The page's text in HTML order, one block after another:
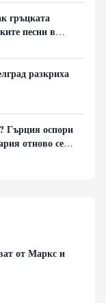
гръцката
песни в
разкриха
Гърция оспори
отново се
от Маркс и